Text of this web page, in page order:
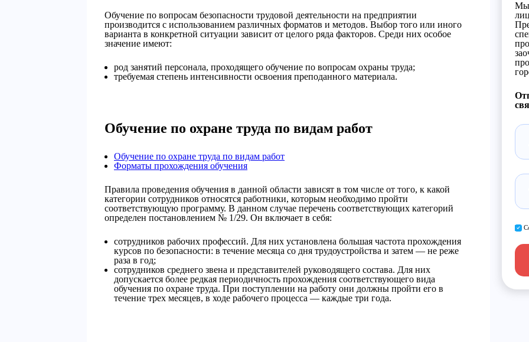
Обучение по вопросам безопасности трудовой деятельности на предприятии
производится с использованием различных форматов и методов. Выбор того или иного
варианта в конкретной ситуации зависит от целого ряда факторов. Среди них особое
значение имеют:
род занятий персонала, проходящего обучение по вопросам охраны труда;
требуемая степень интенсивности освоения преподанного материала.
Обучение по охране труда по видам работ
Обучение по охране труда по видам работ
Форматы прохождения обучения
Правила проведения обучения в данной области зависят в том числе от того, к какой
категории сотрудников относятся работники, которым необходимо пройти
соответствующую программу. В данном случае перечень соответствующих категорий
определен постановлением № 1/29. Он включает в себя:
сотрудников рабочих профессий. Для них установлена большая частота прохождения
курсов по безопасности: в течение месяца со дня трудоустройства и затем — не реже
раза в год;
сотрудников среднего звена и представителей руководящего состава. Для них
допускается более редкая периодичность прохождения соответствующего вида
обучения по охране труда. При поступлении на работу они должны пройти его в
течение трех месяцев, в ходе рабочего процесса — каждые три года.
Мы